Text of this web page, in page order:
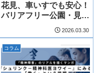
花見、車いすでも安心！
バリアフリー公園・見
頃・ルート完全ガイド
2026.03.30
コラム